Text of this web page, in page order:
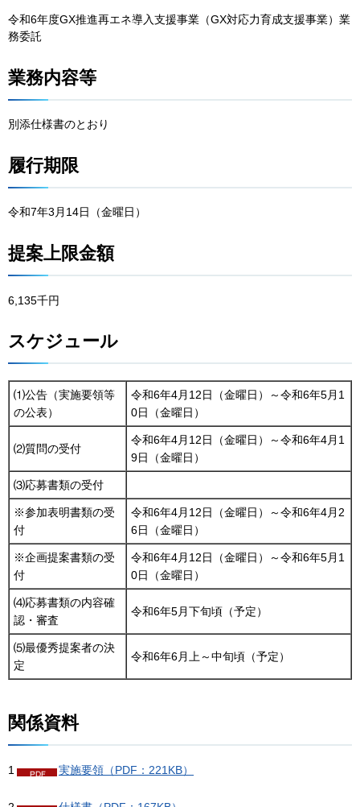
令和6年度GX推進再エネ導入支援事業（GX対応力育成支援事業）業
務委託
業務内容等
別添仕様書のとおり
履行期限
令和7年3月14日（金曜日）
提案上限金額
6,135千円
スケジュール
⑴公告（実施要領等
の公表）
令和6年4月12日（金曜日）～令和6年5月1
0日（金曜日）
⑵質問の受付
令和6年4月12日（金曜日）～令和6年4月1
9日（金曜日）
⑶応募書類の受付
※参加表明書類の受
付
令和6年4月12日（金曜日）～令和6年4月2
6日（金曜日）
※企画提案書類の受
付
令和6年4月12日（金曜日）～令和6年5月1
0日（金曜日）
⑷応募書類の内容確
認・審査
令和6年5月下旬頃（予定）
⑸最優秀提案者の決
定
令和6年6月上～中旬頃（予定）
関係資料
1 実施要領（PDF：221KB）